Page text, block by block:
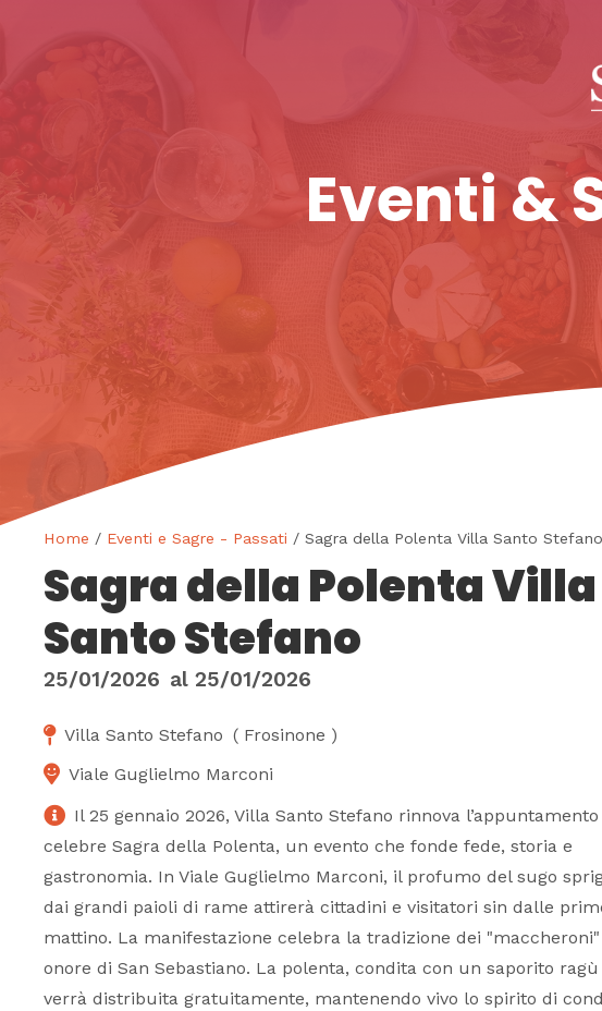
Eventi &
Home / Eventi e Sagre - Passati / Sagra della Polenta Villa Santo Stefano
Sagra della Polenta Villa
Santo Stefano
25/01/2026 al 25/01/2026
Villa Santo Stefano ( Frosinone )
Viale Guglielmo Marconi
Il 25 gennaio 2026, Villa Santo Stefano rinnova
celebre Sagra della Polenta, un evento che fonde fede, storia e
gastronomia. In Viale Guglielmo Marconi, il profumo del sugo
dai grandi paioli di rame attirerà cittadini e visitatori sin dalle
mattino. La manifestazione celebra la tradizione dei
onore di San Sebastiano. La polenta, condita con un saporito
verrà distribuita gratuitamente, mantenendo vivo lo spirito di